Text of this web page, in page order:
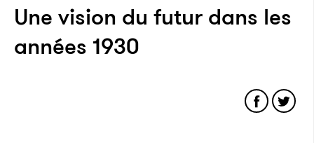
Une vision du futur dans les
années 1930